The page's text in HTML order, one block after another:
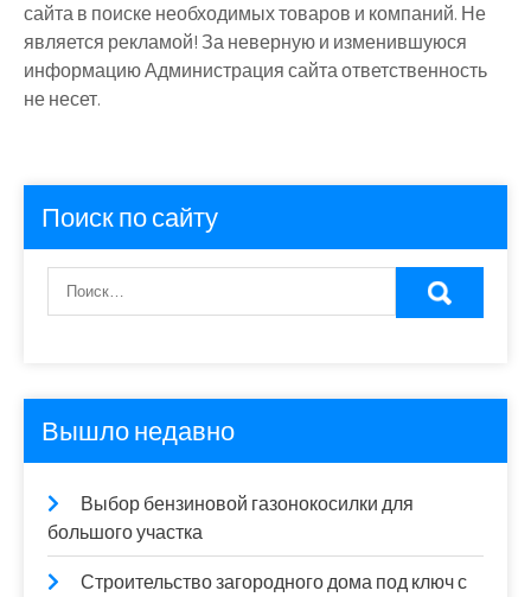
сайта в поиске необходимых товаров и компаний. Не
является рекламой! За неверную и изменившуюся
информацию Администрация сайта ответственность
не несет.
Поиск по сайту
Вышло недавно
Выбор бензиновой газонокосилки для
большого участка
Строительство загородного дома под ключ с